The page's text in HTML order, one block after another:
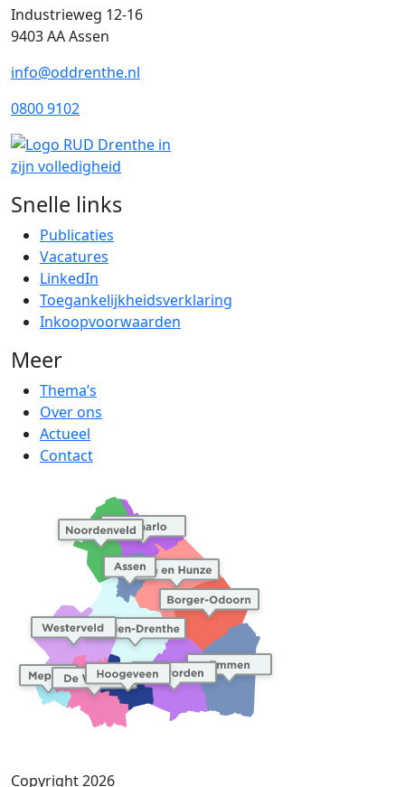
Industrieweg 12-16
9403 AA Assen
info@oddrenthe.nl
0800 9102
Snelle links
Publicaties
Vacatures
LinkedIn
Toegankelijkheidsverklaring
Inkoopvoorwaarden
Meer
Thema’s
Over ons
Actueel
Contact
Copyright 2026